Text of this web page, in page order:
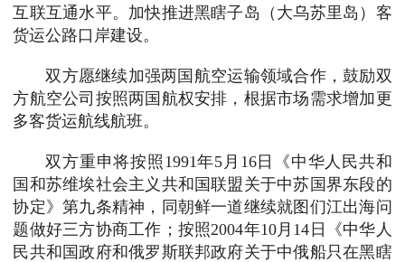
互联互通水平。加快推进黑瞎子岛（大乌苏里岛）客
货运公路口岸建设。
双方愿继续加强两国航空运输领域合作，鼓励双
方航空公司按照两国航权安排，根据市场需求增加更
多客货运航线航班。
双方重申将按照1991年5月16日《中华人民共和
国和苏维埃社会主义共和国联盟关于中苏国界东段的
协定》第九条精神，同朝鲜一道继续就图们江出海问
题做好三方协商工作；按照2004年10月14日《中华人
民共和国政府和俄罗斯联邦政府关于中俄船只在黑瞎